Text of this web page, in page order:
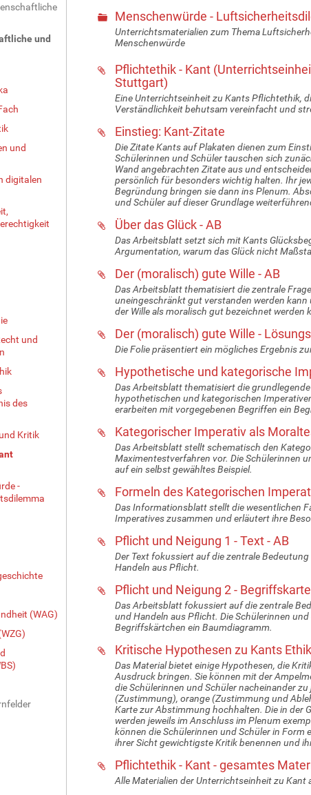
und
und
digitalen
und
des
Kritik
-
(WAG)
Menschenwürde -
Unterrichtsmaterialien zum Thema
Menschenwürde
Pflichtethik - Kant
Stuttgart)
Eine Unterrichtseinheit zu Kants Pflichtethik,
Verständlichkeit behutsam vereinfacht und
Einstieg: Kant-Zitate
Die Zitate Kants auf Plakaten dienen zum
Schülerinnen und Schüler tauschen sich
Wand angebrachten Zitate aus und
persönlich für besonders wichtig halten. Ihr
Begründung bringen sie dann ins Plenum.
und Schüler auf dieser Grundlage
Über das Glück - AB
Das Arbeitsblatt setzt sich mit Kants
Argumentation, warum das Glück nicht
Der (moralisch) gute Wille - AB
Das Arbeitsblatt thematisiert die zentrale
uneingeschränkt gut verstanden werden
der Wille als moralisch gut bezeichnet werden
Der (moralisch) gute Wille -
Die Folie präsentiert ein mögliches Ergebnis
Hypothetische und kategorische
Das Arbeitsblatt thematisiert die
hypothetischen und kategorischen
erarbeiten mit vorgegebenen Begriffen ein
Kategorischer Imperativ als
Das Arbeitsblatt stellt schematisch den
Maximentestverfahren vor. Die Schülerinnen
auf ein selbst gewähltes Beispiel.
Formeln des Kategorischen
Das Informationsblatt stellt die wesentlichen
Imperatives zusammen und erläutert ihre
Pflicht und Neigung 1 - Text - AB
Der Text fokussiert auf die zentrale
Handeln aus Pflicht.
Pflicht und Neigung 2 -
Das Arbeitsblatt fokussiert auf die zentrale
und Handeln aus Pflicht. Die Schülerinnen
Begriffskärtchen ein Baumdiagramm.
Kritische Hypothesen zu Kants
Das Material bietet einige Hypothesen, die
Ausdruck bringen. Sie können mit der
die Schülerinnen und Schüler nacheinander
(Zustimmung), orange (Zustimmung und
Karte zur Abstimmung hochhalten. Die in der
werden jeweils im Anschluss im Plenum
können die Schülerinnen und Schüler in Form
ihrer Sicht gewichtigste Kritik benennen und
Pflichtethik - Kant - gesamtes
Alle Materialien der Unterrichtseinheit zu Kant